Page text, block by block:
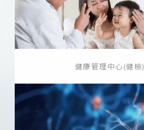
健康管理中心(健檢)